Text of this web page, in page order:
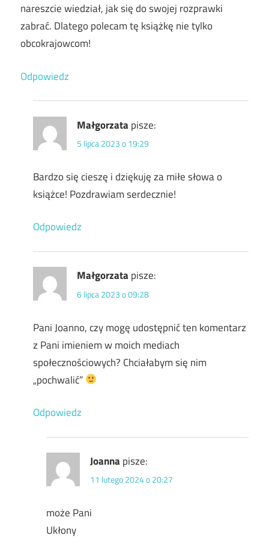
nareszcie wiedział, jak się do swojej rozprawki
zabrać. Dlatego polecam tę książkę nie tylko
obcokrajowcom!
Odpowiedz
Małgorzata pisze:
5 lipca 2023 o 19:29
Bardzo się cieszę i dziękuję za miłe słowa o
książce! Pozdrawiam serdecznie!
Odpowiedz
Małgorzata pisze:
6 lipca 2023 o 09:28
Pani Joanno, czy mogę udostępnić ten komentarz
z Pani imieniem w moich mediach
społecznościowych? Chciałabym się nim
„pochwalić”
Odpowiedz
Joanna pisze:
11 lutego 2024 o 20:27
może Pani
Ukłony